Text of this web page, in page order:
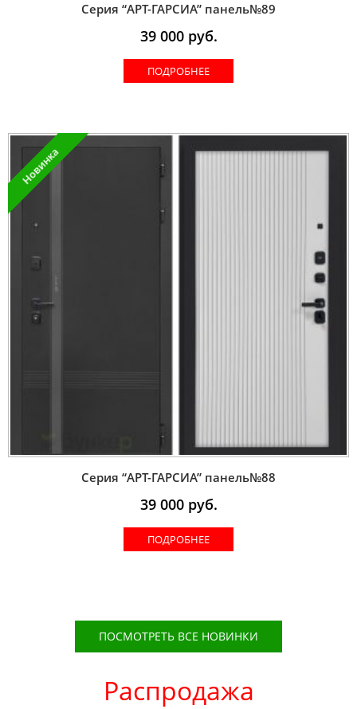
Серия “AРT-ГАРСИА” панель№89
39 000руб.
ПОДРОБНЕЕ
Новинка
Серия “AРT-ГАРСИА” панель№88
39 000руб.
ПОДРОБНЕЕ
ПОСМОТРЕТЬ ВСЕ НОВИНКИ
Распродажа